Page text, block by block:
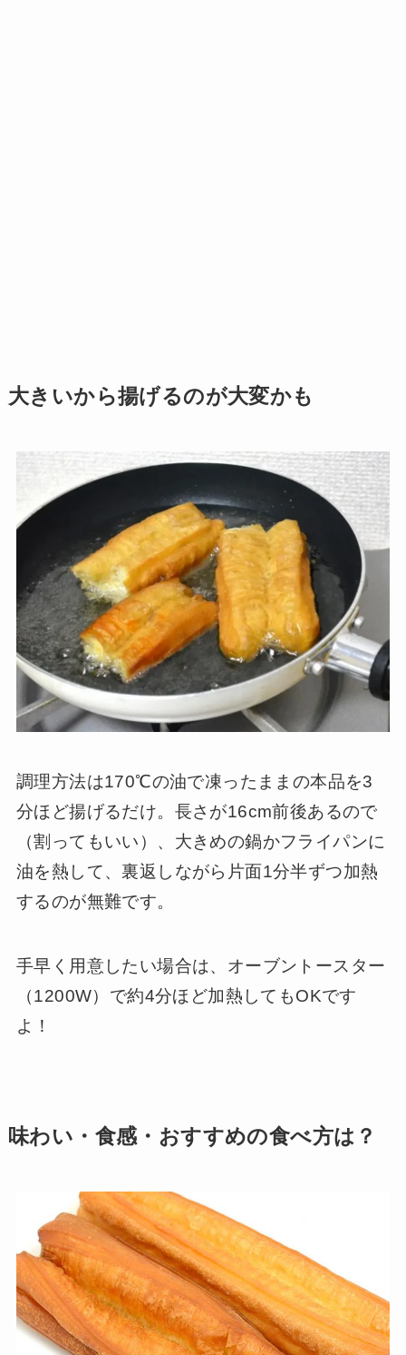
大きいから揚げるのが大変かも
調理方法は170℃の油で凍ったままの本品を3
分ほど揚げるだけ。長さが16cm前後あるので
（割ってもいい）、大きめの鍋かフライパンに
油を熱して、裏返しながら片面1分半ずつ加熱
するのが無難です。
手早く用意したい場合は、オーブントースター
（1200W）で約4分ほど加熱してもOKです
よ！
味わい・食感・おすすめの食べ方は？